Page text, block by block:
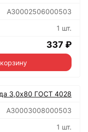
А30002506000503
1 шт.
337 ₽
3,0х80 ГОСТ 4028
А30003008000503
1 шт.